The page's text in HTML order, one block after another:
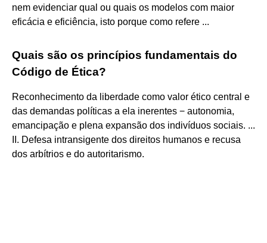
nem evidenciar qual ou quais os modelos com maior
eficácia e eficiência, isto porque como refere ...
Quais são os princípios fundamentais do
Código de Ética?
Reconhecimento da liberdade como valor ético central e
das demandas políticas a ela inerentes − autonomia,
emancipação e plena expansão dos indivíduos sociais. ...
II. Defesa intransigente dos direitos humanos e recusa
dos arbítrios e do autoritarismo.